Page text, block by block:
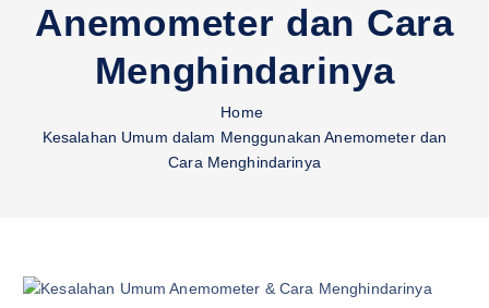
Anemometer dan Cara
Menghindarinya
Home
Kesalahan Umum dalam Menggunakan Anemometer dan
Cara Menghindarinya